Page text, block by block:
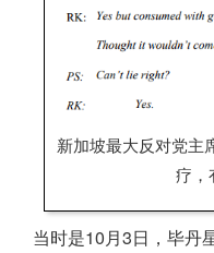
新加坡最大反对党主
疗，
当时是10月3日，毕丹